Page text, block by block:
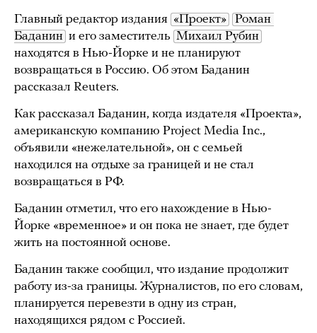
Главный редактор издания «Проект»
Роман
Баданин и его заместитель Михаил Рубин
находятся в Нью-Йорке и не планируют
возвращаться в Россию. Об этом Баданин
рассказал Reuters.
Как рассказал Баданин, когда издателя «Проекта»,
американскую компанию Project Media Inc.,
объявили «нежелательной», он с семьей
находился на отдыхе за границей и не стал
возвращаться в РФ.
Баданин отметил, что его нахождение в Нью-
Йорке «временное» и он пока не знает, где будет
жить на постоянной основе.
Баданин также сообщил, что издание продолжит
работу из-за границы. Журналистов, по его словам,
планируется перевезти в одну из стран,
находящихся рядом с Россией.